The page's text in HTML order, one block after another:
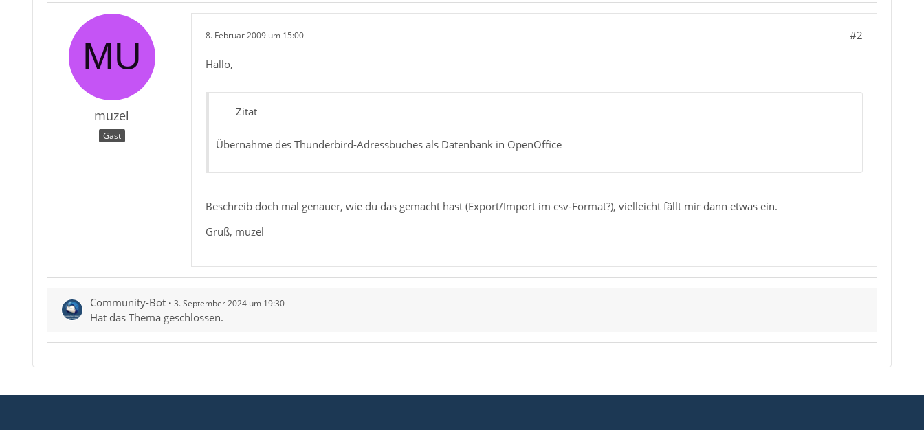
muzel
Gast
8. Februar 2009 um 15:00 #2
Hallo,
Zitat
Übernahme des Thunderbird-Adressbuches als Datenbank in OpenOffice
Beschreib doch mal genauer, wie du das gemacht hast (Export/Import im csv-Format?), vielleicht fällt mir dann etwas ein.
Gruß, muzel
Community-Bot 3. September 2024 um 19:30
Hat das Thema geschlossen.